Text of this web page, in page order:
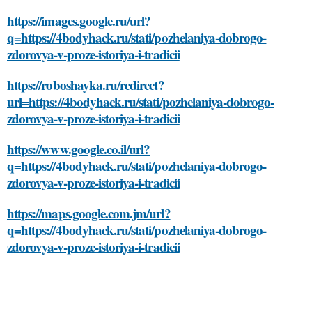
https://images.google.ru/url?
q=https://4bodyhack.ru/stati/pozhelaniya-dobrogo-
zdorovya-v-proze-istoriya-i-tradicii
https://roboshayka.ru/redirect?
url=https://4bodyhack.ru/stati/pozhelaniya-dobrogo-
zdorovya-v-proze-istoriya-i-tradicii
https://www.google.co.il/url?
q=https://4bodyhack.ru/stati/pozhelaniya-dobrogo-
zdorovya-v-proze-istoriya-i-tradicii
https://maps.google.com.jm/url?
q=https://4bodyhack.ru/stati/pozhelaniya-dobrogo-
zdorovya-v-proze-istoriya-i-tradicii